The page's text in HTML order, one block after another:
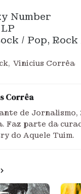
Number
LP
/ Pop,
Vinicius Corrêa
Corrêa
de Jornalismo,
Faz parte da
do Aquele Tuim.